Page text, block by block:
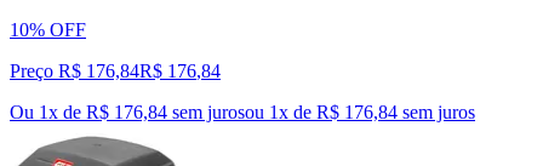
10% OFF
Preço R$ 176,84R$ 176,84
Ou 1x de R$ 176,84 sem jurosou 1x de R$ 176,84 sem juros